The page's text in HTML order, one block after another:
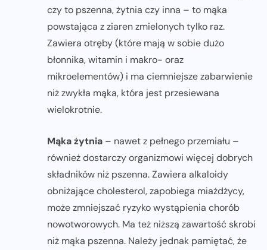
czy to pszenna, żytnia czy inna – to mąka
powstająca z ziaren zmielonych tylko raz.
Zawiera otręby (które mają w sobie dużo
błonnika, witamin i makro- oraz
mikroelementów) i ma ciemniejsze zabarwienie
niż zwykła mąka, która jest przesiewana
wielokrotnie.
Mąka żytnia – nawet z pełnego przemiału –
również dostarczy organizmowi więcej dobrych
składników niż pszenna. Zawiera alkaloidy
obniżające cholesterol, zapobiega miażdżycy,
może zmniejszać ryzyko wystąpienia chorób
nowotworowych. Ma też niższą zawartość skrobi
niż mąka pszenna. Należy jednak pamiętać, że